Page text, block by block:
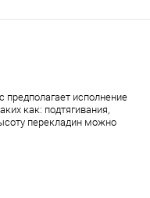
исполнение
как: подтягивания,
перекладин можно